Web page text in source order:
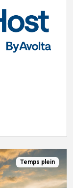
Temps plein